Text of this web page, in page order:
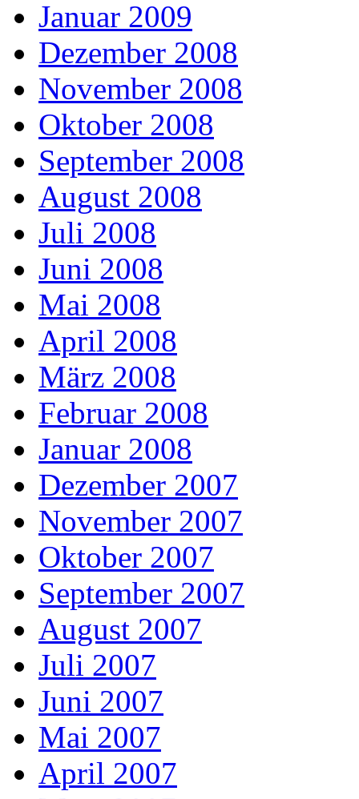
Januar 2009
Dezember 2008
November 2008
Oktober 2008
September 2008
August 2008
Juli 2008
Juni 2008
Mai 2008
April 2008
März 2008
Februar 2008
Januar 2008
Dezember 2007
November 2007
Oktober 2007
September 2007
August 2007
Juli 2007
Juni 2007
Mai 2007
April 2007